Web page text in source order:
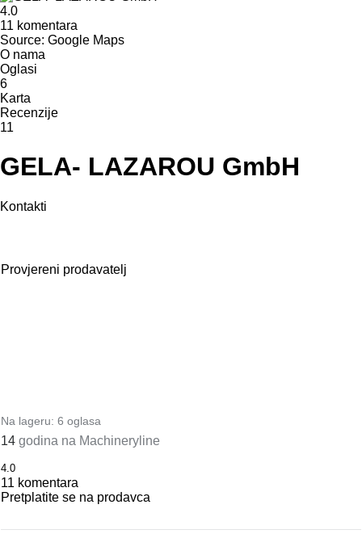
4.0
11 komentara
Source: Google Maps
O nama
Oglasi
6
Karta
Recenzije
11
GELA- LAZAROU GmbH
Kontakti
Provjereni prodavatelj
Na lageru: 6 oglasa
14 godina na Machineryline
4.0
11 komentara
Pretplatite se na prodavca